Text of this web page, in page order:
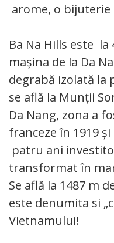
arome, o bijuterie
Ba Na Hills este
mașina de la Da
degrabă izolată la
se află la Munții
Da Nang, zona a
franceze în 1919
patru ani
transformat în
Se află la 1487 m
este denumita si
Vietnamului!